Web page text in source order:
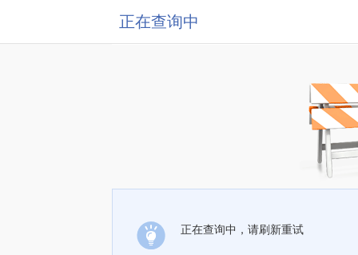
正在查询中
正在查询中，请刷新重试